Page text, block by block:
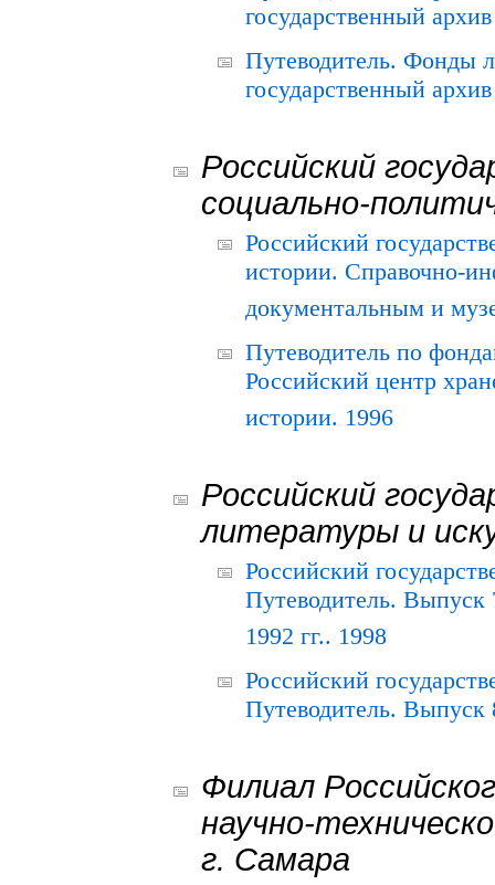
государственный
Путеводитель. Фонды
государственный
Российский
социально-
Российский
истории. Справочно-
документальным и
Путеводитель по
Российский центр
истории. 1996
Российский
литературы и
Российский
Путеводитель.
1992 гг.. 1998
Российский
Путеводитель. Выпуск
Филиал
научно-
г. Самара